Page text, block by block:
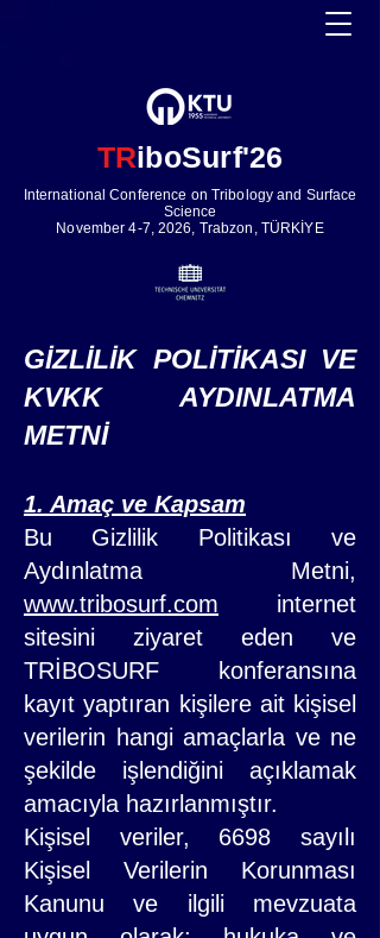
TRiboSurf'26
International Conference on Tribology and Surface
Science
November 4-7, 2026, Trabzon, TÜRKİYE
GİZLİLİK POLİTİKASI VE
KVKK AYDINLATMA
METNİ
1. Amaç ve Kapsam
Bu Gizlilik Politikası ve
Aydınlatma Metni,
www.tribosurf.com internet
sitesini ziyaret eden ve
TRİBOSURF konferansına
kayıt yaptıran kişilere ait kişisel
verilerin hangi amaçlarla ve ne
şekilde işlendiğini açıklamak
amacıyla hazırlanmıştır.
Kişisel veriler, 6698 sayılı
Kişisel Verilerin Korunması
Kanunu ve ilgili mevzuata